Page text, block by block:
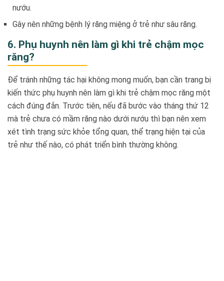
nướu.
Gây nên những bệnh lý răng miệng ở trẻ như sâu răng.
6. Phụ huynh nên làm gì khi trẻ chậm mọc
răng?
Để tránh những tác hại không mong muốn, bạn cần trang bị
kiến thức phụ huynh nên làm gì khi trẻ chậm mọc răng một
cách đúng đắn. Trước tiên, nếu đã bước vào tháng thứ 12
mà trẻ chưa có mầm răng nào dưới nướu thì bạn nên xem
xét tình trạng sức khỏe tổng quan, thể trạng hiện tại của
trẻ như thế nào, có phát triển bình thường không.